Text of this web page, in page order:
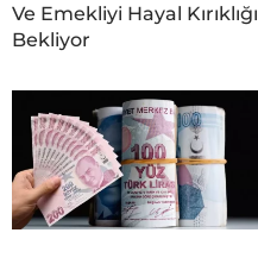
Ve Emekliyi Hayal Kırıklığı
Bekliyor